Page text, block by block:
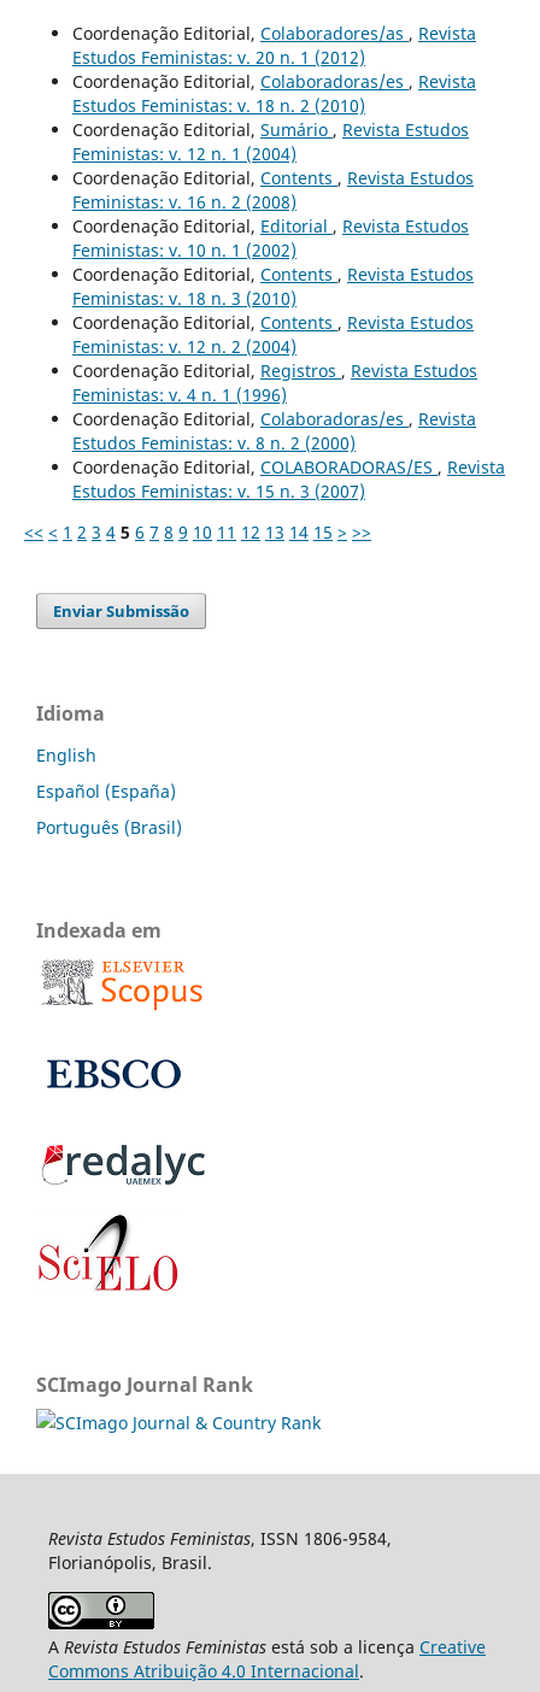
Coordenação Editorial, Colaboradores/as , Revista
Estudos Feministas: v. 20 n. 1 (2012)
Coordenação Editorial, Colaboradoras/es , Revista
Estudos Feministas: v. 18 n. 2 (2010)
Coordenação Editorial, Sumário , Revista Estudos
Feministas: v. 12 n. 1 (2004)
Coordenação Editorial, Contents , Revista Estudos
Feministas: v. 16 n. 2 (2008)
Coordenação Editorial, Editorial , Revista Estudos
Feministas: v. 10 n. 1 (2002)
Coordenação Editorial, Contents , Revista Estudos
Feministas: v. 18 n. 3 (2010)
Coordenação Editorial, Contents , Revista Estudos
Feministas: v. 12 n. 2 (2004)
Coordenação Editorial, Registros , Revista Estudos
Feministas: v. 4 n. 1 (1996)
Coordenação Editorial, Colaboradoras/es , Revista
Estudos Feministas: v. 8 n. 2 (2000)
Coordenação Editorial, COLABORADORAS/ES , Revista
Estudos Feministas: v. 15 n. 3 (2007)
<< < 1 2 3 4 5 6 7 8 9 10 11 12 13 14 15 > >>
Enviar Submissão
Idioma
English
Español (España)
Português (Brasil)
Indexada em
SCImago Journal Rank
Revista Estudos Feministas, ISSN 1806-9584,
Florianópolis, Brasil.
A Revista Estudos Feministasestá sob a licença Creative
Commons Atribuição 4.0 Internacional.